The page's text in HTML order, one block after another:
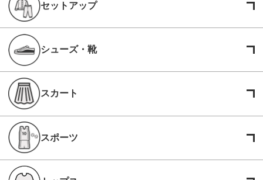
セットアップ
シューズ・靴
スカート
スポーツ